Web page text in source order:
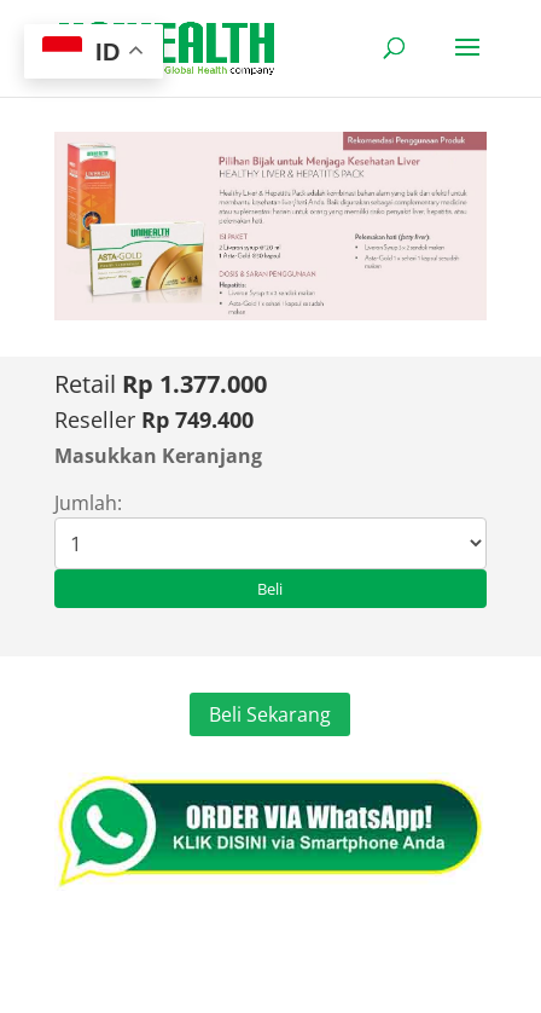
Retail Rp 1.377.000
Reseller Rp 749.400
Masukkan Keranjang
Jumlah:
Beli Sekarang
ID